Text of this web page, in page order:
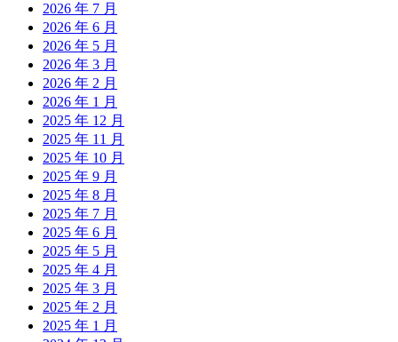
2026 年 7 月
2026 年 6 月
2026 年 5 月
2026 年 3 月
2026 年 2 月
2026 年 1 月
2025 年 12 月
2025 年 11 月
2025 年 10 月
2025 年 9 月
2025 年 8 月
2025 年 7 月
2025 年 6 月
2025 年 5 月
2025 年 4 月
2025 年 3 月
2025 年 2 月
2025 年 1 月